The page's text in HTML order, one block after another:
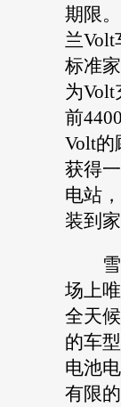
期限
兰Volt
标准
为Volt
前
Volt的
获得
电站
装到
场上
全天
的车
电池
有限